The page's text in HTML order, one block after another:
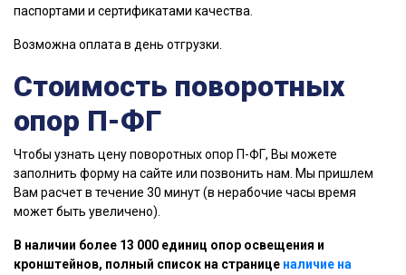
паспортами и сертификатами качества.
Возможна оплата в день отгрузки.
Стоимость поворотных
опор П-ФГ
Чтобы узнать цену поворотных опор П-ФГ, Вы можете
заполнить форму на сайте или позвонить нам. Мы пришлем
Вам расчет в течение 30 минут (в нерабочие часы время
может быть увеличено).
В наличии более 13 000 единиц опор освещения и
кронштейнов, полный список на странице наличие на